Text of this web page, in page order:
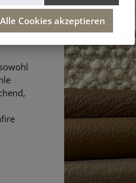
Alle Cookies akzeptieren